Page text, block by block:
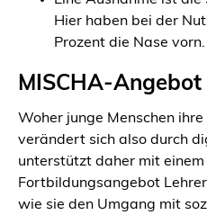
Hier haben bei der
Prozent die Nase vorn.
MISCHA-
Woher junge Menschen
verändert sich also durch
unterstützt daher mit
Fortbildungsangebot
wie sie den Umgang mit